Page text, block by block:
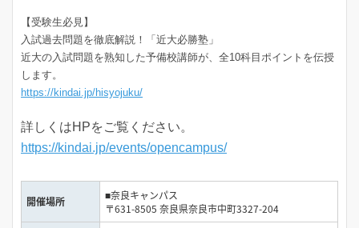
【受験生必見】
入試過去問題を徹底解説！「近大必勝塾」
近大の入試問題を熟知した予備校講師が、全10科目ポイントを伝授
します。
https://kindai.jp/hisyojuku/
詳しくはHPをご覧ください。
https://kindai.jp/events/opencampus/
開催場所
■奈良キャンパス
〒631-8505 奈良県奈良市中町3327-204